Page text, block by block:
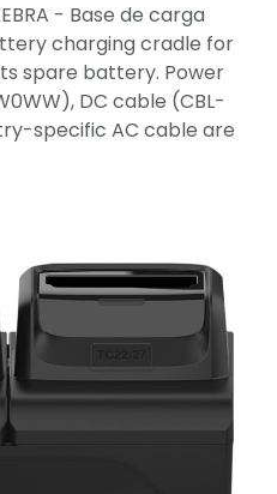
- Base de carga
charging cradle for
spare battery. Power
DC cable (CBL-
specific AC cable are